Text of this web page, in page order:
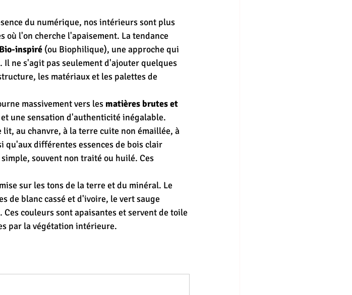
du numérique, nos intérieurs sont plus
où l'on cherche l'apaisement. La tendance
inspiré (ou Biophilique), une approche qui
ne s'agit pas seulement d'ajouter quelques
les matériaux et les palettes de
massivement vers les matières brutes et
une sensation d'authenticité inégalable.
au chanvre, à la terre cuite non émaillée, à
qu'aux différentes essences de bois clair
souvent non traité ou huilé. Ces
sur les tons de la terre et du minéral. Le
de blanc cassé et d'ivoire, le vert sauge
couleurs sont apaisantes et servent de toile
par la végétation intérieure.